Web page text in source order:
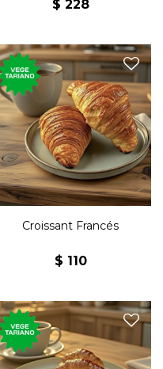
$ 228
Croissant francés grande.
Croissant Francés
$ 110